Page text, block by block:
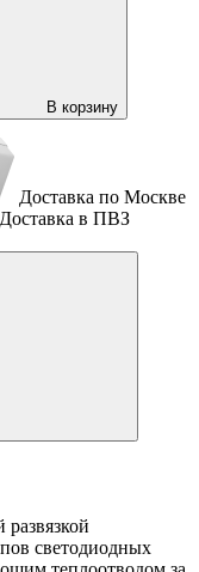
В корзину
Доставка по Москве
в ПВЗ
светодиодных